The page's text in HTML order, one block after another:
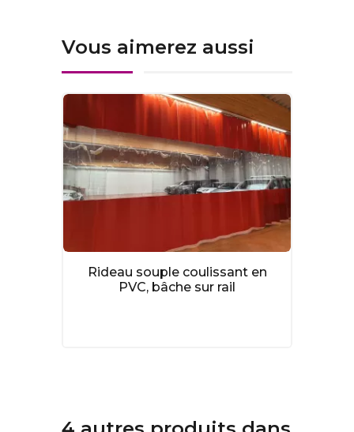
Vous aimerez aussi
Rideau souple coulissant en
PVC, bâche sur rail